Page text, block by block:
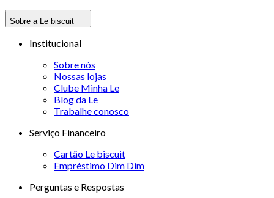
Sobre a Le biscuit
Institucional
Sobre nós
Nossas lojas
Clube Minha Le
Blog da Le
Trabalhe conosco
Serviço Financeiro
Cartão Le biscuit
Empréstimo Dim Dim
Perguntas e Respostas